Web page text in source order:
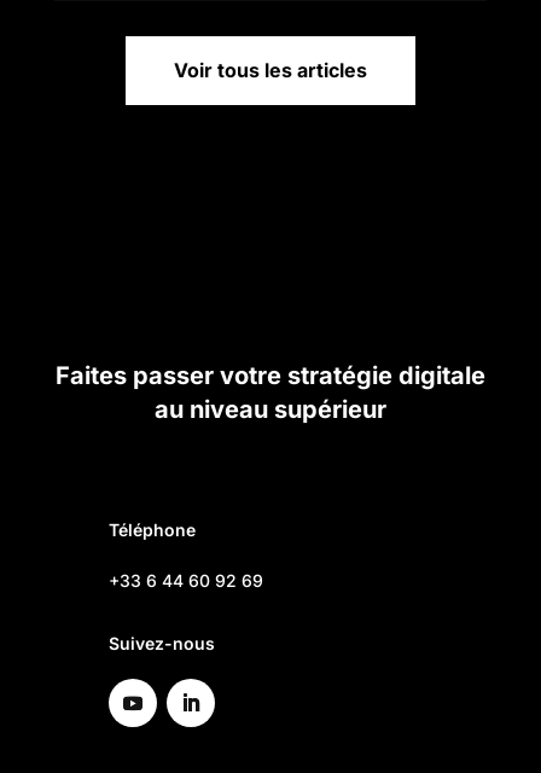
Voir tous les articles
Faites passer votre stratégie digitale
au niveau supérieur
Téléphone
+33 6 44 60 92 69
Suivez-nous